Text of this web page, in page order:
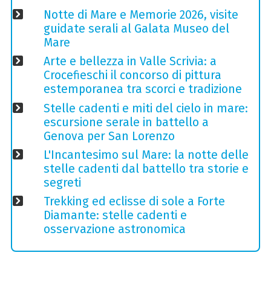
Notte di Mare e Memorie 2026, visite
guidate serali al Galata Museo del
Mare
Arte e bellezza in Valle Scrivia: a
Crocefieschi il concorso di pittura
estemporanea tra scorci e tradizione
Stelle cadenti e miti del cielo in mare:
escursione serale in battello a
Genova per San Lorenzo
L'Incantesimo sul Mare: la notte delle
stelle cadenti dal battello tra storie e
segreti
Trekking ed eclisse di sole a Forte
Diamante: stelle cadenti e
osservazione astronomica